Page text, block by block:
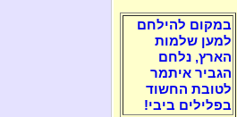
במקום להילחם
למען שלמות
הארץ, נלחם
הגביר איתמר
לטובת החשוד
בפלילים ביבי!